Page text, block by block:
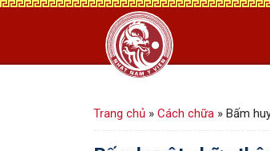
Trang chủ » Cách chữa » Bấm